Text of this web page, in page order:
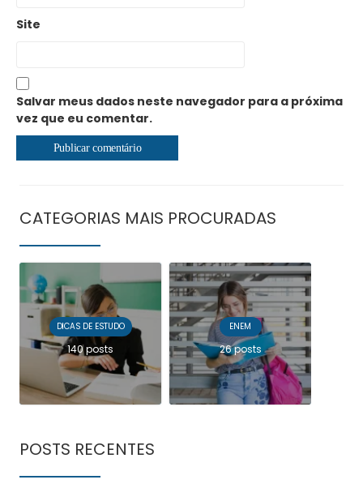
Site
Salvar meus dados neste navegador para a próxima
vez que eu comentar.
CATEGORIAS MAIS PROCURADAS
DICAS DE ESTUDO
140 posts
ENEM
26 posts
POSTS RECENTES